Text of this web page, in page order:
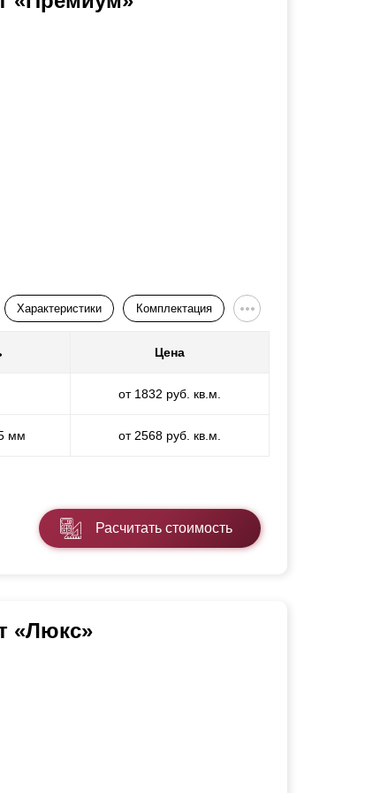
Характеристики Комплектация
Цена
от 1832 руб. кв.м.
мм от 2568 руб. кв.м.
Расчитать стоимость
«Люкс»